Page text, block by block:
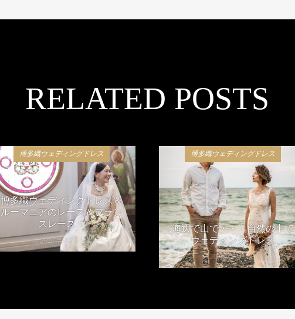
RELATED POSTS
博多織ウェディングドレス
博多織ウェディングドレス＆
ルーマニアのレース＆フラン
スレース
2020年5月8日
博多織ウェディングドレス
海辺で山で・・・自然の中で
ウェディングドレス
2020年2月13日